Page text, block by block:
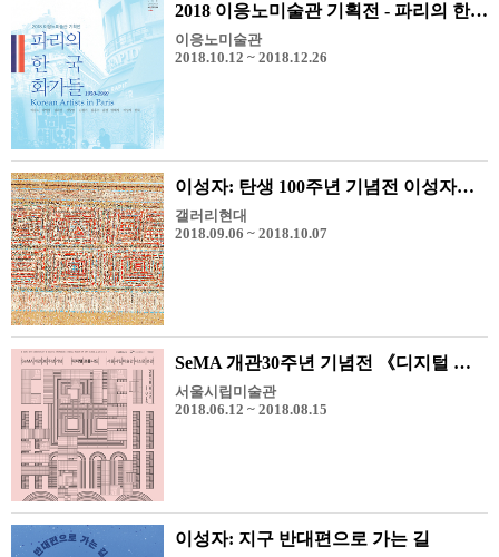
2018 이응노미술관 기획전 - 파리의 한국 화가들 1950-1969
이응노미술관
2018.10.12 ~ 2018.12.26
이성자: 탄생 100주년 기념전 이성자의 추상회화 1957-1968
갤러리현대
2018.09.06 ~ 2018.10.07
SeMA 개관30주년 기념전 《디지털 프롬나드》
서울시립미술관
2018.06.12 ~ 2018.08.15
이성자: 지구 반대편으로 가는 길